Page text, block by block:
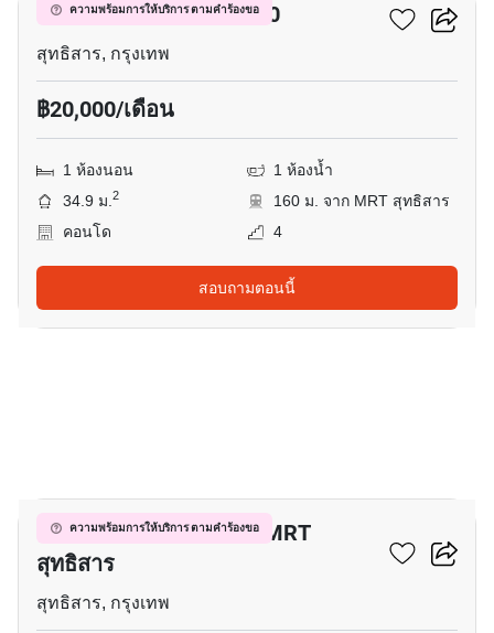
ความพร้อมการให้บริการ ตามคำร้องขอ
ชาโตว์ อินทาวน์ รัชดา 20
สุทธิสาร, กรุงเทพ
฿20,000/เดือน
1 ห้องนอน
1 ห้องน้ำ
34.9 ม.2
160 ม. จาก MRT สุทธิสาร
คอนโด
4
สอบถามตอนนี้
ความพร้อมการให้บริการ ตามคำร้องขอ
คอนโด 1-ห้องนอน ใกล้ MRT
สุทธิสาร
สุทธิสาร, กรุงเทพ